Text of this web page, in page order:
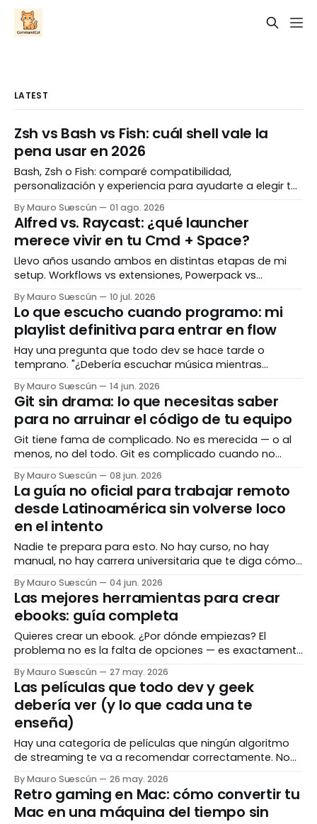
LATEST
Zsh vs Bash vs Fish: cuál shell vale la
pena usar en 2026
Bash, Zsh o Fish: comparé compatibilidad,
personalización y experiencia para ayudarte a elegir tu
shell ideal en 2026.
By Mauro Suescún 01 ago. 2026
Alfred vs. Raycast: ¿qué launcher
merece vivir en tu Cmd + Space?
Llevo años usando ambos en distintas etapas de mi
setup. Workflows vs extensiones, Powerpack vs
suscripción, veterano vs nuevo con hype. Te cuento
cuál gana según tu flujo de trabajo real — sin vender
humo.
By Mauro Suescún 10 jul. 2026
Lo que escucho cuando programo: mi
playlist definitiva para entrar en flow
Hay una pregunta que todo dev se hace tarde o
temprano. "¿Debería escuchar música mientras
haciendo y qué estás escuchando. La respuesta larga
es este post. Llevo años experimentando con música,
ruido, silencio y todo lo que existe en el
By Mauro Suescún 14 jun. 2026
Git sin drama: lo que necesitas saber
para no arruinar el código de tu equipo
Git tiene fama de complicado. No es merecida — o al
menos, no del todo. Git es complicado cuando no
entiendes qué está haciendo. Cuando lo entiendes, la
mayoría de los comandos tienen un sentido lógico tan
claro que te pregunta por qué no lo viste antes. Este
post no es
By Mauro Suescún 08 jun. 2026
La guía no oficial para trabajar remoto
desde Latinoamérica sin volverse loco
en el intento
Nadie te prepara para esto. No hay curso, no hay
manual, no hay carrera universitaria que te diga cómo
funciona realmente el trabajo remoto desde
Latinoamérica — con clientes del norte, zonas horarias
cruzadas, pagos internacionales, y la presión
constante de demostrar que eres tan bueno como
cualquier dev en San
By Mauro Suescún 04 jun. 2026
Las mejores herramientas para crear
ebooks: guía completa
Quieres crear un ebook. ¿Por dónde empiezas? El
problema no es la falta de opciones — es exactamente
lo contrario. Hay demasiadas herramientas, con
nombres parecidos, que prometen lo mismo, y que
sirven para cosas completamente diferentes. Esta
guía organiza las mejores opciones por perfil de
usuario para que en 5
By Mauro Suescún 27 may. 2026
Las películas que todo dev y geek
debería ver (y lo que cada una te
enseña)
Hay una categoría de películas que ningún algoritmo
de streaming te va a recomendar correctamente. No
porque sean malas — al contrario. Sino porque el
algoritmo no sabe que eres el tipo de persona que lee
sobre dotfiles un martes por la noche, que tiene
opiniones fuertes sobre editores de texto,
By Mauro Suescún 26 may. 2026
Retro gaming en Mac: cómo convertir tu
Mac en una máquina del tiempo sin